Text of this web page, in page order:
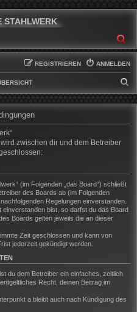
STAHLWERK
ANMELDEN
REGISTRIEREN
U
H
zwischen dir und dem Betreiber
(im Folgenden „das Board“) schließt
des Boards ab (im Folgenden
Regelungen einverstanden.
einverstanden bist, so darfst du das Board
Boards gelten jeweils die an dieser
Zeit geschlossen und kann von
jederzeit gekündigt werden.
du dem Betreiber ein einfaches, zeitlich
Recht, deinen Beitrag im
a bleibt auch nach Kündigung des